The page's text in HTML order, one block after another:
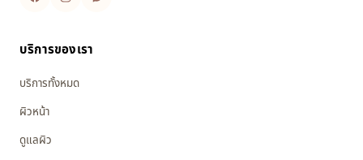
บริการของเรา
บริการทั้งหมด
ผิวหน้า
ดูแลผิว